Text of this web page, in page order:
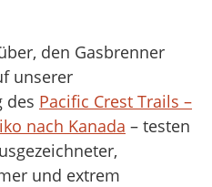
den Gasbrenner
unserer
des Pacific Crest Trails –
nach Kanada – testen
und extrem